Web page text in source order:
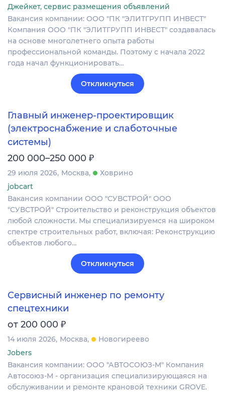
Джейкет, сервис размещения объявлений
Вакансия компании: ООО "ПК "ЭЛИТГРУПП ИНВЕСТ"
Компания ООО "ПК "ЭЛИТГРУПП ИНВЕСТ" создавалась
на основе многолетнего опыта работы
профессиональной команды. Поэтому с начала 2022
года начал функционировать…
Откликнуться
Главный инженер‑проектировщик
(электроснабжение и слаботочные
системы)
200 000–250 000 ₽
29 июля 2026 Москва
Ховрино
jobcart
Вакансия компании ООО "СУВСТРОЙ" ООО
"СУВСТРОЙ" Строительство и реконструкция объектов
любой сложности. Мы специализируемся на широком
спектре строительных работ, включая: Реконструкцию
объектов любого…
Откликнуться
Сервисный инженер по ремонту
спецтехники
от 200 000 ₽
14 июля 2026 Москва
Новогиреево
Jobers
Вакансия компании: ООО "АВТОСОЮЗ-М" Компания
Автосоюз-М - организация специализирующаяся на
обслуживании и ремонте крановой техники GROVE.